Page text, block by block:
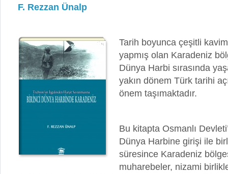
F. Rezzan Ünalp
Tarih boyunca çeşitli
yapmış olan Karadeniz
Dünya Harbi sırasında
yakın dönem Türk tarihi
önem taşımaktadır.
Bu kitapta Osmanlı
Dünya Harbine girişi ile
süresince Karadeniz
muharebeler, nizami